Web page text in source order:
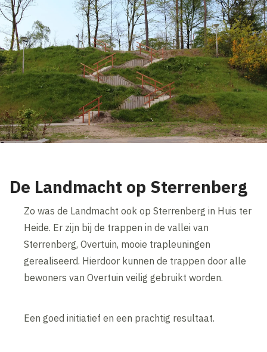
De Landmacht op Sterrenberg
Zo was de Landmacht ook op Sterrenberg in Huis ter
Heide. Er zijn bij de trappen in de vallei van
Sterrenberg, Overtuin, mooie trapleuningen
gerealiseerd. Hierdoor kunnen de trappen door alle
bewoners van Overtuin veilig gebruikt worden.
Een goed initiatief en een prachtig resultaat.